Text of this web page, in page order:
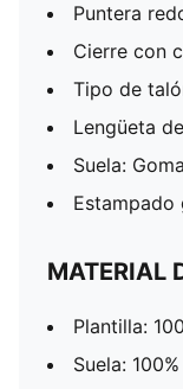
Puntera
Cierre con
Tipo de
Lengüeta
Suela: Goma
Estampado
MATERIAL
Plantilla:
Suela: